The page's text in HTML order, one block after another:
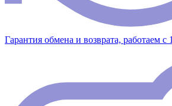
Гарантия обмена и возврата, работаем с